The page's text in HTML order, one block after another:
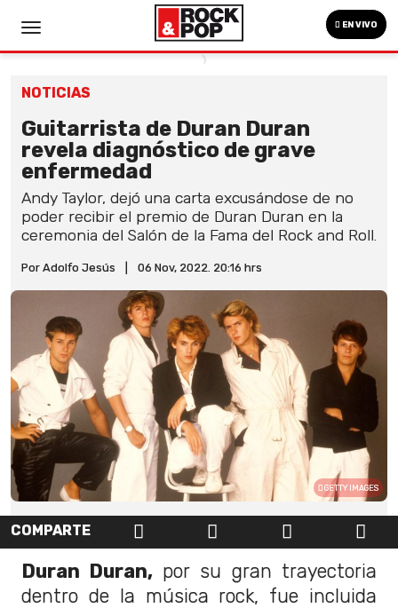
EN VIVO
NOTICIAS
Guitarrista de Duran Duran
revela diagnóstico de grave
enfermedad
Andy Taylor, dejó una carta excusándose de no
poder recibir el premio de Duran Duran en la
ceremonia del Salón de la Fama del Rock and Roll.
Por Adolfo Jesús 06 Nov, 2022. 20:16 hrs
GETTY IMAGES
COMPARTE
Duran Duran, por su gran trayectoria
dentro de la música rock, fue incluida